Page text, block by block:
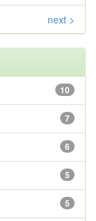
next >
10
7
6
5
5